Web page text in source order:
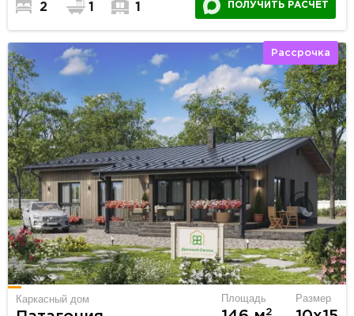
2 1 1 ПОЛУЧИТЬ РАСЧЕТ
Рассрочка
Каркасный дом Площадь
2
Размер